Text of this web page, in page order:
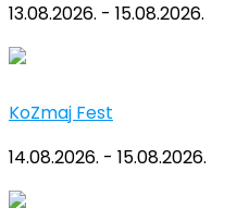
13.08.2026. - 15.08.2026.
KoZmaj Fest
14.08.2026. - 15.08.2026.